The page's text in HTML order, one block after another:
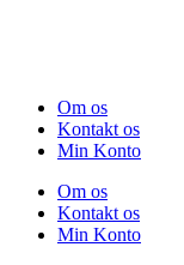
Om os
Kontakt os
Min Konto
Om os
Kontakt os
Min Konto